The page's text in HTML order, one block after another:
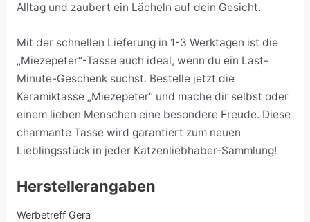
Alltag und zaubert ein Lächeln auf dein Gesicht.
Mit der schnellen Lieferung in 1-3 Werktagen ist die
„Miezepeter“-Tasse auch ideal, wenn du ein Last-
Minute-Geschenk suchst. Bestelle jetzt die
Keramiktasse „Miezepeter“ und mache dir selbst oder
einem lieben Menschen eine besondere Freude. Diese
charmante Tasse wird garantiert zum neuen
Lieblingsstück in jeder Katzenliebhaber-Sammlung!
Herstellerangaben
Werbetreff Gera